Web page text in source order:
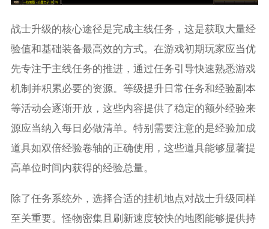
战士升级的核心途径是完成主线任务，这是获取大量经
验值和基础装备最高效的方式。在游戏初期玩家应当优
先专注于主线任务的推进，通过任务引导快速熟悉游戏
机制并积累必要的资源。等级提升日常任务和经验副本
等活动会逐渐开放，这些内容提供了稳定的额外经验来
源应当纳入每日必做清单。特别需要注意的是经验加成
道具如双倍经验卷轴的正确使用，这些道具能够显著提
高单位时间内获得的经验总量。
除了任务系统外，选择合适的挂机地点对战士升级同样
至关重要。怪物密集且刷新速度较快的地图能够提供持